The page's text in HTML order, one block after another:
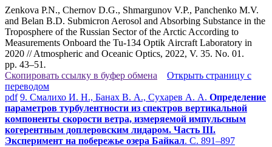
Zenkova P.N., Chernov D.G., Shmargunov V.P., Panchenko M.V.
and Belan B.D. Submicron Aerosol and Absorbing Substance in the
Troposphere of the Russian Sector of the Arctic According to
Measurements Onboard the Tu-134 Optik Aircraft Laboratory in
2020 // Atmospheric and Oceanic Optics, 2022, V. 35. No. 01.
pp. 43–51.
Скопировать ссылку в буфер обмена
Открыть страницу с
переводом
pdf 9. Смалихо И. Н., Банах В. А., Сухарев А. А. Определение
параметров турбулентности из спектров вертикальной
компоненты скорости ветра, измеряемой импульсным
когерентным доплеровским лидаром. Часть III.
Эксперимент на побережье озера Байкал. С. 891–897